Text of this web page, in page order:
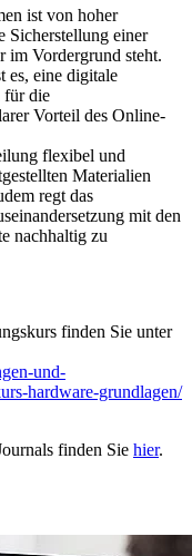
ist von hoher
Sicherstellung einer
im Vordergrund steht.
es, eine digitale
für die
Vorteil des Online-
flexibel und
Materialien
regt das
mit den
nachhaltig zu
finden Sie unter
und-
hardware-grundlagen/
finden Sie hier.